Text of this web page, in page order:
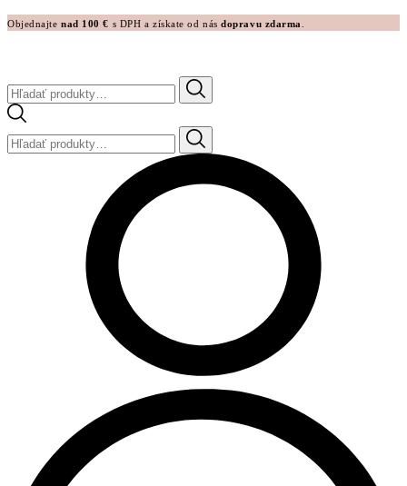
Objednajtenad 100 € s DPH a získate od násdopravu zdarma
Hľadať:
Hľadať: